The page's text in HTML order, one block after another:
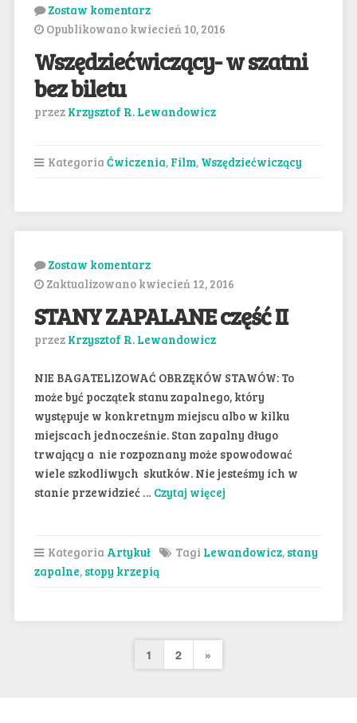
Zostaw komentarz
Opublikowano kwiecień 10, 2016
Wszędziećwiczący- w szatni
bez biletu
przez Krzysztof R. Lewandowicz
Kategoria Ćwiczenia, Film, Wszędziećwiczący
Zostaw komentarz
Zaktualizowano kwiecień 12, 2016
STANY ZAPALANE część II
przez Krzysztof R. Lewandowicz
NIE BAGATELIZOWAĆ OBRZĘKÓW STAWÓW: To
może być początek stanu zapalnego, który
występuje w konkretnym miejscu albo w kilku
miejscach jednocześnie. Stan zapalny długo
trwający a nie rozpoznany może spowodować
wiele szkodliwych skutków. Nie jesteśmy ich w
stanie przewidzieć … Czytaj więcej
Kategoria Artykuł Tagi Lewandowicz, stany
zapalne, stopy krzepią
Nawigacja
1 2
Następna
»